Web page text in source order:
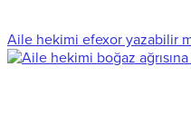
Aile hekimi efexor yazabilir